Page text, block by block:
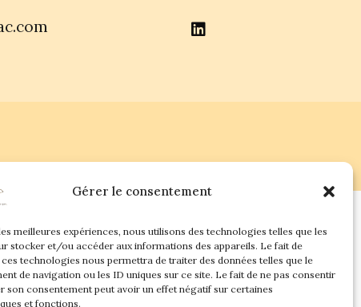
Gérer le consentement
meilleures expériences, nous utilisons des technologies telles que les
stocker et/ou accéder aux informations des appareils. Le fait de
technologies nous permettra de traiter des données telles que le
de navigation ou les ID uniques sur ce site. Le fait de ne pas consentir
son consentement peut avoir un effet négatif sur certaines
et fonctions.